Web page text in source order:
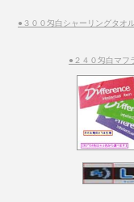
●３００匁白シャーリングタオ
●２４０匁白マフ